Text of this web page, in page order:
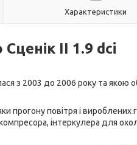
Характеристики
II 1.9 dci
з 2003 до 2006 року та
прогону повітря і вироблених
інтеркулера для